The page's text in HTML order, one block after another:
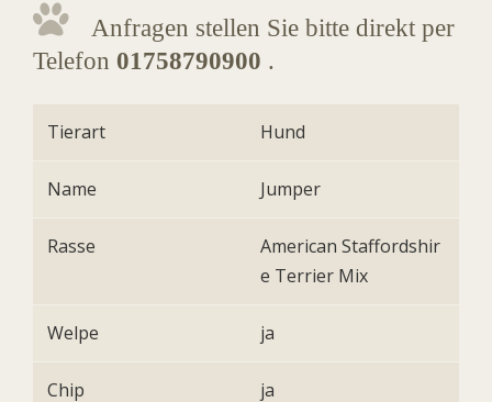
Anfragen stellen Sie bitte direkt per
Telefon 01758790900 .
Tierart Hund
Name Jumper
Rasse
American Staffordshir
e Terrier Mix
Welpe ja
Chip ja